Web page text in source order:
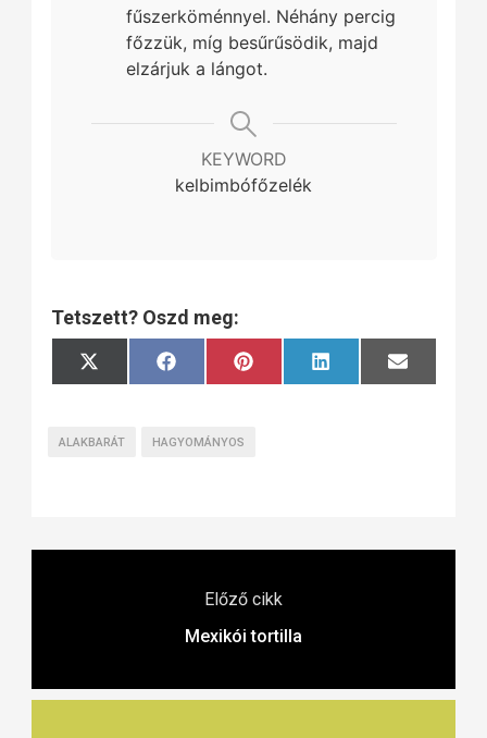
fűszerköménnyel. Néhány percig
főzzük, míg besűrűsödik, majd
elzárjuk a lángot.
KEYWORD
kelbimbófőzelék
Tetszett? Oszd meg:
Share
on
X
(Twitter)
Share
on
Facebook Share
on
Pinterest
Share
on
LinkedIn
Share
on
Email
ALAKBARÁT HAGYOMÁNYOS
Előző cikk
Mexikói tortilla